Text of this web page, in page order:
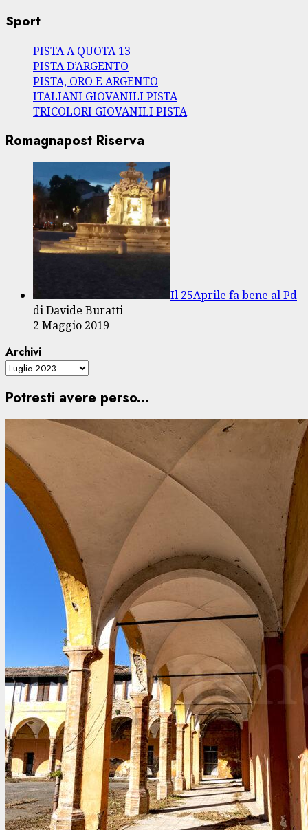
Sport
PISTA A QUOTA 13
PISTA D’ARGENTO
PISTA, ORO E ARGENTO
ITALIANI GIOVANILI PISTA
TRICOLORI GIOVANILI PISTA
Romagnapost Riserva
Il 25Aprile fa bene al Pd
di Davide Buratti
2 Maggio 2019
Archivi
Potresti avere perso...